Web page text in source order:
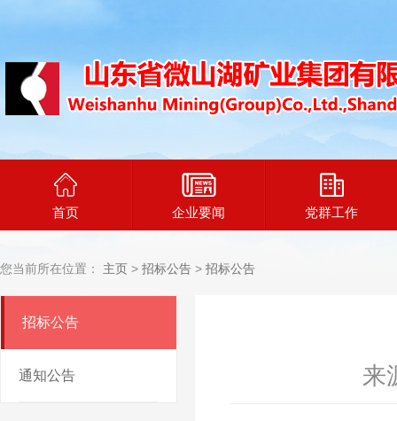
首页 企业要闻 党群工作
您当前所在位置： 主页 > 招标公告 > 招标公告
招标公告
通知公告 来